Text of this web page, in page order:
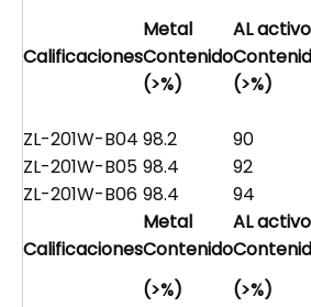
Calificaciones
Metal
Contenido
(>%)
AL activo
(>%)
ZL-201W-B04 98.2 90
ZL-201W-B05 98.4 92
ZL-201W-B06 98.4 94
Metal
AL activo
CalificacionesContenido
(>%)
(>%)